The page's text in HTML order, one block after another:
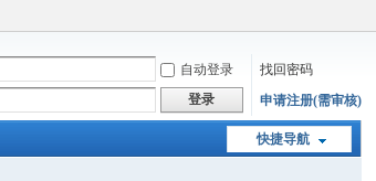
自动登录
找回密码
登录 申请注册(需审核)
快捷导航